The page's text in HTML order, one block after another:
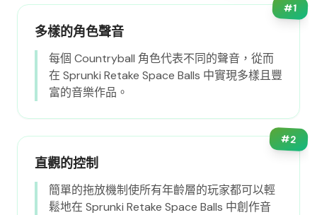
#1
多樣的角色聲音
每個 Countryball 角色代表不同的聲音，從而
在 Sprunki Retake Space Balls 中實現多樣且豐
富的音樂作品。
#2
直觀的控制
簡單的拖放機制使所有年齡層的玩家都可以輕
鬆地在 Sprunki Retake Space Balls 中創作音